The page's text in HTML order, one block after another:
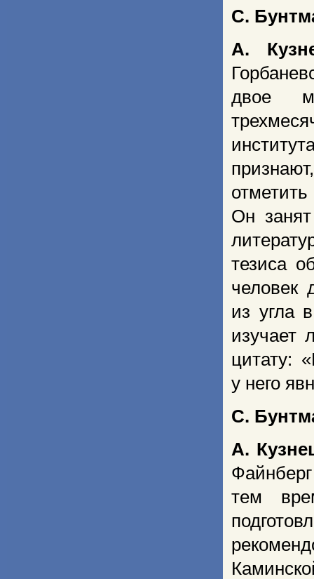
С.
А.
двое
Он
тезиса
человек
из угла
изучает
цитату:
у него
С.
А.
тем